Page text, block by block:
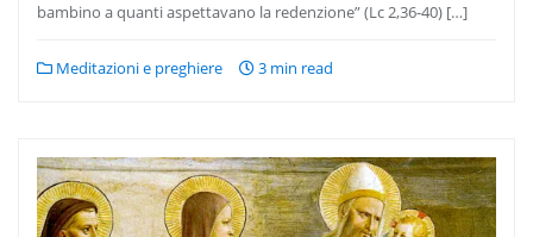
bambino a quanti aspettavano la redenzione” (Lc 2,36-40) […]
Meditazioni e preghiere 3 min read